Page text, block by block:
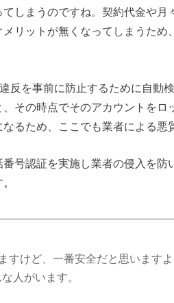
しまうのですね。契約代金や月
リットが無くなってしまうため、
反を事前に防止するために自動
その時点でそのアカウントをロ
るため、ここでも業者による悪
号認証を実施し業者の侵入を防
すけど、一番安全だと思います
人がいます。